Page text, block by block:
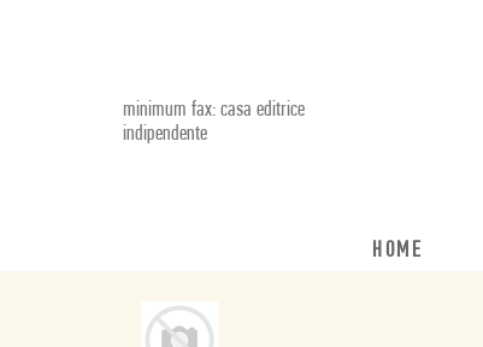
minimum fax: casa editrice
indipendente
HOME